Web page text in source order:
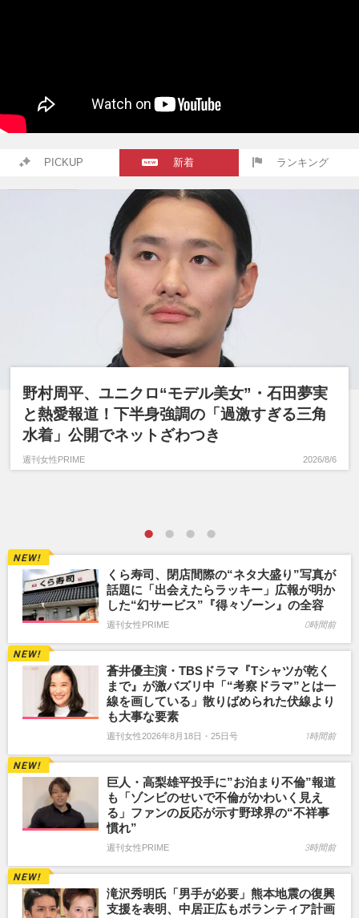
PICKUP 新着 ランキング
野村周平、ユニクロ“モデル美女”・石田夢実
と熱愛報道！下半身強調の「過激すぎる三角
水着」公開でネットざわつき
週刊女性PRIME 2026/8/6
くら寿司、閉店間際の“ネタ大盛り”写真が
話題に「出会えたらラッキー」広報が明か
した“幻サービス”『得々ゾーン』の全容
週刊女性PRIME 0時間前
蒼井優主演・TBSドラマ『Tシャツが乾く
まで』が激バズリ中「“考察ドラマ”とは一
線を画している」散りばめられた伏線より
も大事な要素
週刊女性2026年8月18日・25日号 1時間前
巨人・高梨雄平投手に”お泊まり不倫”報道
も「ゾンビのせいで不倫がかわいく見え
る」ファンの反応が示す野球界の“不祥事
慣れ”
週刊女性PRIME 3時間前
滝沢秀明氏「男手が必要」熊本地震の復興
支援を表明、中居正広もボランティア計画